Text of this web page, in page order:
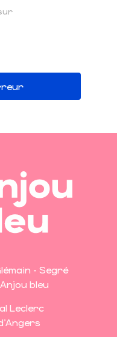
- Segré
bleu
Leclerc